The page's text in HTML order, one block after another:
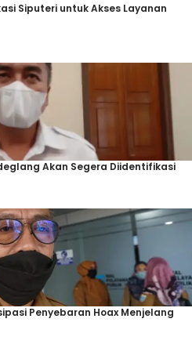
Siputeri untuk Akses Layanan
Akan Segera Diidentifikasi
Penyebaran Hoax Menjelang